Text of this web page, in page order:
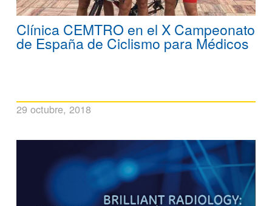
Clínica CEMTRO en el X Campeonato
de España de Ciclismo para Médicos
29 octubre, 2018